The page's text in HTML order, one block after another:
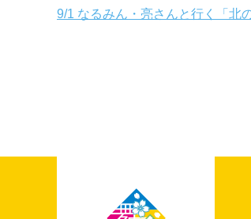
投
ー
9/1 なるみん・亮さんと行く「北